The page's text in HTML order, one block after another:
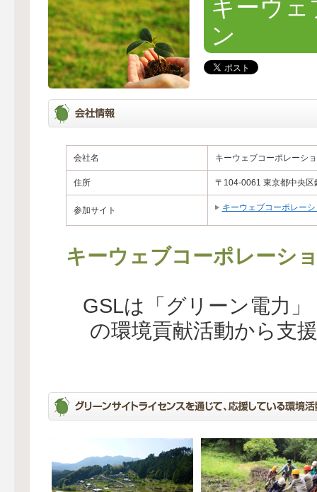
キーウ
ン
会社名 キーウェブコーポレーシ
住所 〒104-0061 東京都中央
参加サイト キーウェブコーポレー
キーウェブコーポレーシ
GSLは「グリーン電力
の環境貢献活動から支